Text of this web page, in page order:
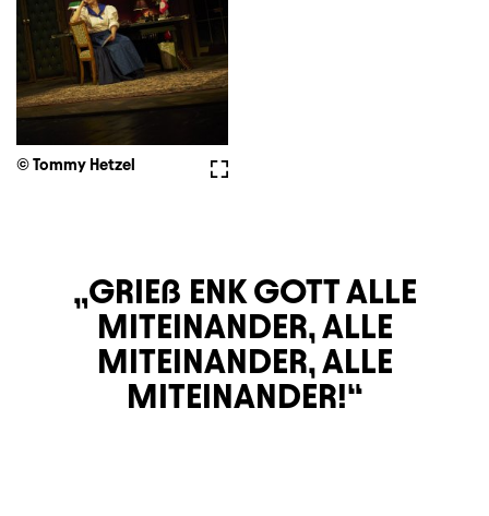
Vollbild
© Tommy Hetzel
GRIEß ENK GOTT ALLE
MITEINANDER, ALLE
MITEINANDER, ALLE
MITEINANDER!